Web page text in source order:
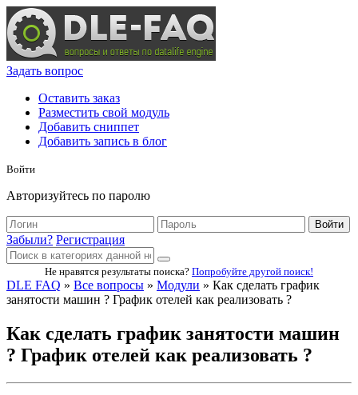
Задать вопрос
Оставить заказ
Разместить свой модуль
Добавить сниппет
Добавить запись в блог
Войти
Авторизуйтесь по паролю
Войти
Забыли? Регистрация
Не нравятся результаты поиска? Попробуйте другой поиск!
DLE FAQ » Все вопросы » Модули » Как сделать график
занятости машин ? График отелей как реализовать ?
Как сделать график занятости машин
? График отелей как реализовать ?